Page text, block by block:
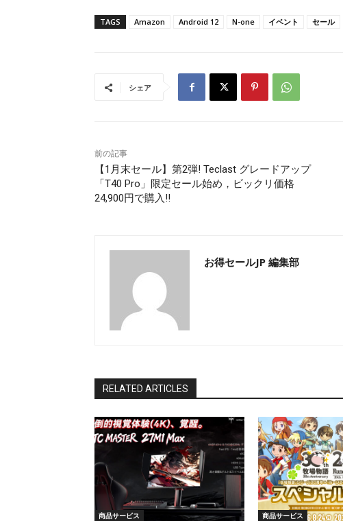
TAGS Amazon Android 12 N-one イベント セール
シェア
前の記事
【1月末セール】第2弾! Teclast グレードアップ
「T40 Pro」限定セール始め，ビックリ価格
24,900円で購入!!
お得セールJP 編集部
RELATED ARTICLES
商品サービス 商品サービス